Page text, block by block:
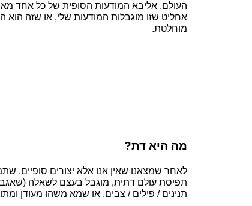
העולם, אליבא המודעות הסופית של כל אחד
אחליט שזו מוגבלות המודעות שלי, או שזה
מוחלטת.
מה היא דת?
לאחר שמצאנו שאין אנו אלא יצורים סופיים,
תפיסת עולם דתית, מוגבל בעצם לשאלה
תנינים / פילים / צבים, או שמא משהו מעודן